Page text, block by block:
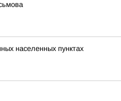
населенных пунктах